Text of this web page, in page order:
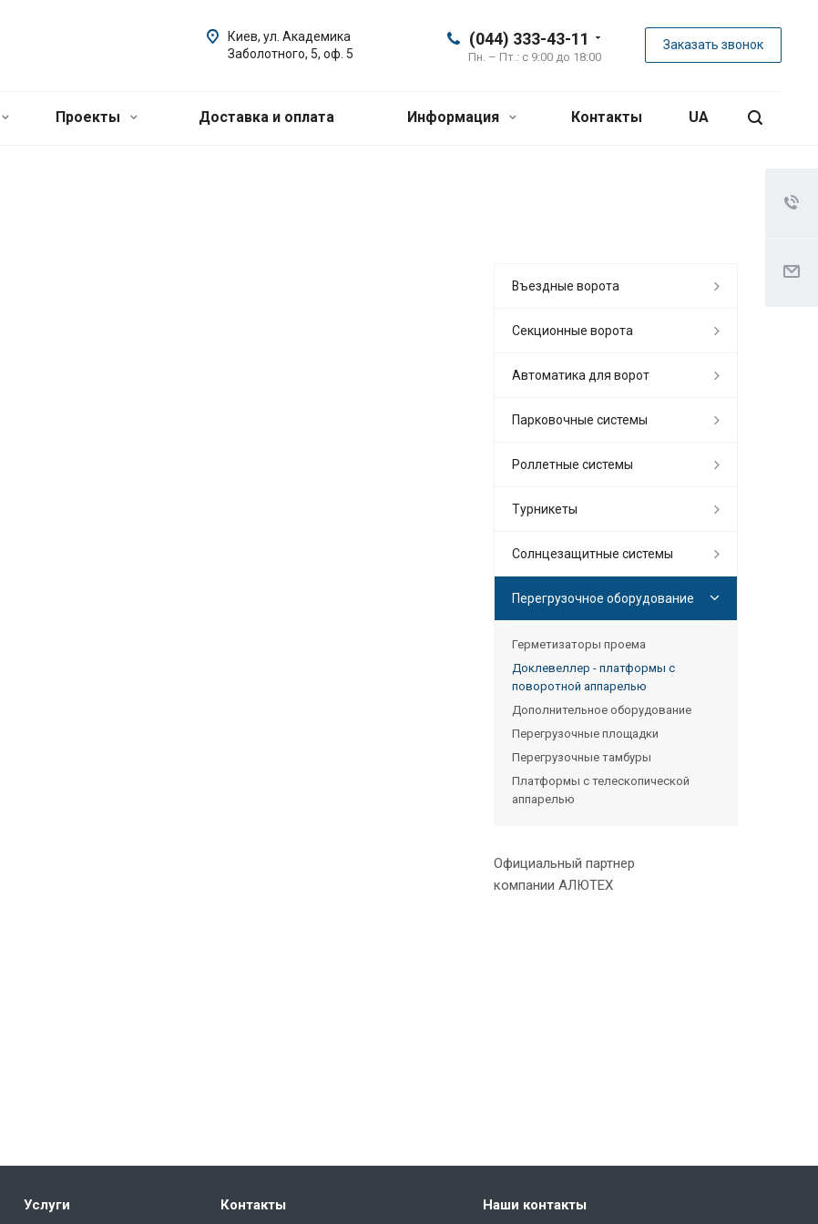
(044) 333-43-11
Пн. – Пт.: с 9:00 до 18:00
Заказать звонок
Киев, ул. Академика
Заболотного, 5, оф. 5
Проекты Доставка и оплата Информация Контакты UA
Въездные ворота
Секционные ворота
Автоматика для ворот
Парковочные системы
Роллетные системы
Турникеты
Солнцезащитные системы
Перегрузочное оборудование
Герметизаторы проема
Доклевеллер - платформы с
поворотной аппарелью
Дополнительное оборудование
Перегрузочные площадки
Перегрузочные тамбуры
Платформы с телескопической
аппарелью
Официальный партнер
компании АЛЮТЕХ
Услуги Контакты Наши контакты